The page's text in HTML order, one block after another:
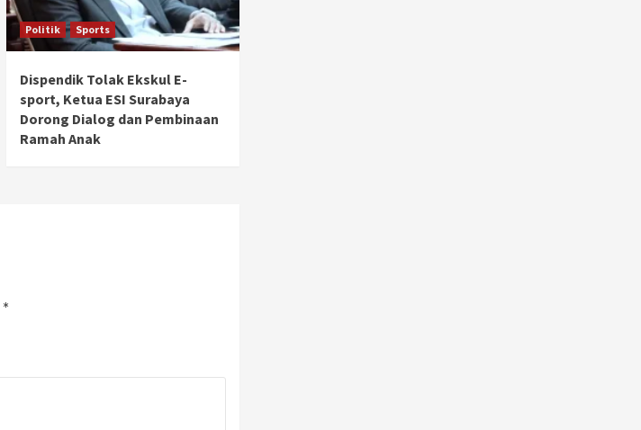
Politik Sports
Dispendik Tolak Ekskul E-
sport, Ketua ESI Surabaya
Dorong Dialog dan Pembinaan
Ramah Anak
*